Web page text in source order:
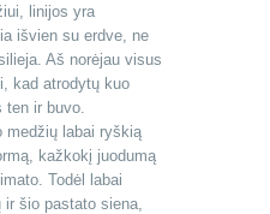
linijos yra
išvien su erdve, ne
Aš norėjau visus
kad atrodytų kuo
ir buvo.
medžių labai ryškią
kažkokį juodumą
Todėl labai
šio pastato siena,